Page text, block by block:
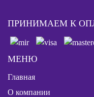
ПРИНИМАЕМ К
МЕНЮ
Главная
О компании